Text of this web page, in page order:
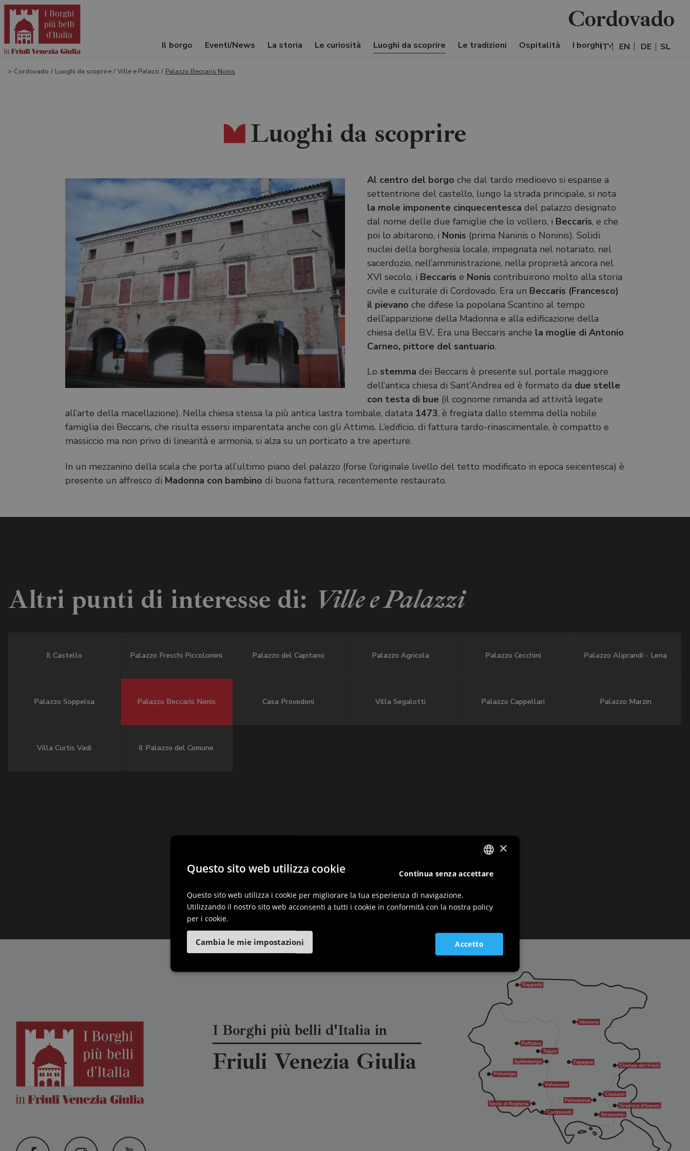
IT EN DE SL
Il borgo Eventi/News La storia Le curiosità Luoghi da scoprire Le tradizioni Ospitalità I borghi
Cordovado
> Cordovado / Luoghi da scoprire / Ville e Palazzi / Palazzo Beccaris Nonis
Luoghi da scoprire
Al centro del borgo che dal tardo medioevo si espanse a
settentrione del castello, lungo la strada principale, si nota
la mole imponente cinquecentesca del palazzo designato
dal nome delle due famiglie che lo vollero, i Beccaris, e che
poi lo abitarono, i Nonis (prima Naninis o Noninis). Solidi
nuclei della borghesia locale, impegnata nel notariato, nel
sacerdozio, nell’amministrazione, nella proprietà ancora nel
XVI secolo, i Beccarise Noniscontribuirono molto alla storia
civile e culturale di Cordovado. Era un Beccaris (Francesco)
il pievano che difese la popolana Scantino al tempo
dell’apparizione della Madonna e alla edificazione della
chiesa della B.V.. Era una Beccaris anche la moglie di Antonio
Carneo, pittore del santuario.
Lo stemmadei Beccaris è presente sul portale maggiore
dell’antica chiesa di Sant’Andrea ed è formato da due stelle
con testa di bue (il cognome rimanda ad attività legate
all’arte della macellazione). Nella chiesa stessa la più antica lastra tombale, datata 1473, è fregiata dallo stemma della nobile
famiglia dei Beccaris, che risulta essersi imparentata anche con gli Attimis. L’edificio, di fattura tardo-rinascimentale, è compatto e
massiccio ma non privo di linearità e armonia, si alza su un porticato a tre aperture.
In un mezzanino della scala che porta all’ultimo piano del palazzo (forse l’originale livello del tetto modificato in epoca seicentesca) è
presente un affresco di Madonna con bambino di buona fattura, recentemente restaurato.
Altri punti di interesse di: Ville e Palazzi
Il Castello Palazzo Freschi Piccolomini Palazzo del Capitano Palazzo Agricola Palazzo Cecchini Palazzo Aliprandi - Lena
Palazzo Soppelsa Palazzo Beccaris Nonis Casa Provedoni Villa Segalotti Palazzo Cappellari Palazzo Marzin
Villa Curtis Vadi Il Palazzo del Comune
I Borghi più belli d'Italia in
Friuli Venezia Giulia
ITALIAN
GERMAN
×
Questo sito web utilizza cookie
Questo sito web utilizza i cookie per migliorare la tua esperienza di navigazione.
Utilizzando il nostro sito web acconsenti a tutti i cookie in conformità con la nostra policy
per i cookie.
Accetto
Continua senza accettare
Cambia le mie impostazioni